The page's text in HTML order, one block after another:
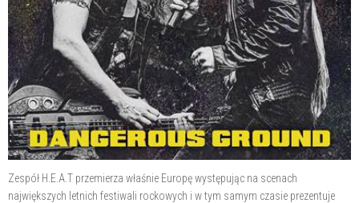
Zespół H.E.A.T przemierza właśnie Europę występując na scenach
największych letnich festiwali rockowych i w tym samym czasie prezentuje